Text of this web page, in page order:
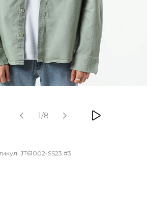
1/8
JT61002-SS23 #3